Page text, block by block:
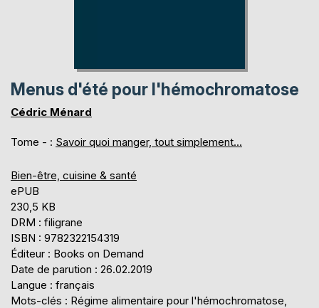
Menus d'été pour l'hémochromatose
Cédric Ménard
Tome - : Savoir quoi manger, tout simplement...
Bien-être, cuisine & santé
ePUB
230,5 KB
DRM : filigrane
ISBN : 9782322154319
Éditeur : Books on Demand
Date de parution : 26.02.2019
Langue : français
Mots-clés : Régime alimentaire pour l'hémochromatose,